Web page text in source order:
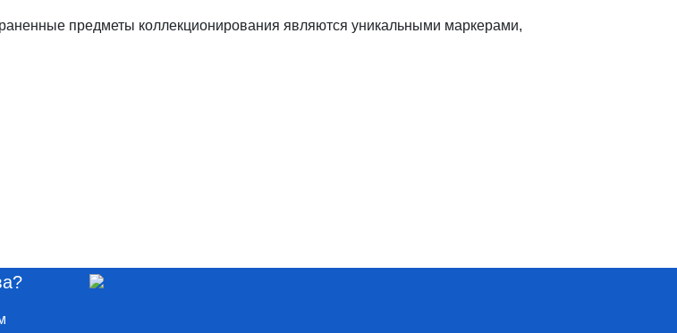
предметы коллекционирования являются уникальными маркерами,